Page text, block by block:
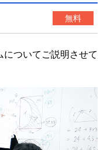
無料
ついてご説明させて